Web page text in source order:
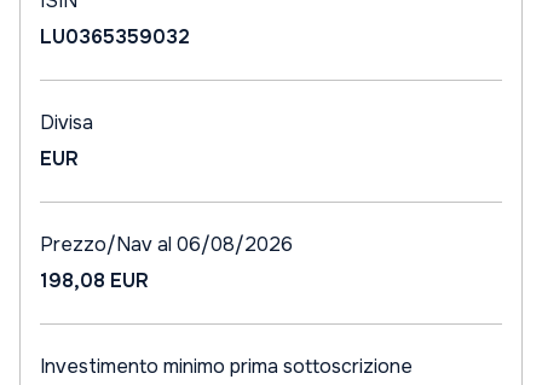
LU0365359032
Divisa
EUR
Prezzo/Nav al 06/08/2026
198,08 EUR
Investimento minimo prima sottoscrizione